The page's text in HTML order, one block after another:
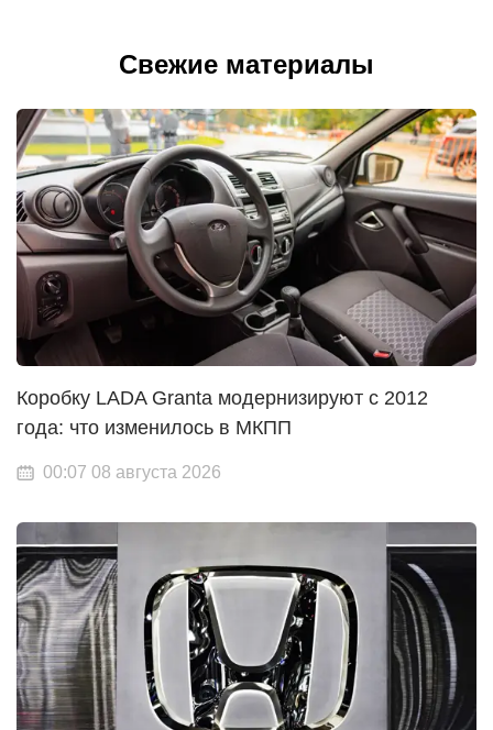
Свежие материалы
Коробку LADA Granta модернизируют с 2012
года: что изменилось в МКПП
00:07 08 августа 2026